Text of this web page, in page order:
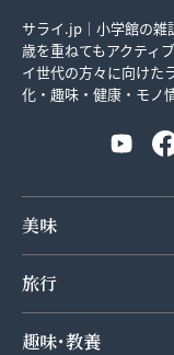
サライ.jp｜小学館の雑
歳を重ねてもアクティ
イ世代の方々に向けた
化・趣味・健康・モノ
美味
旅行
趣味･教養